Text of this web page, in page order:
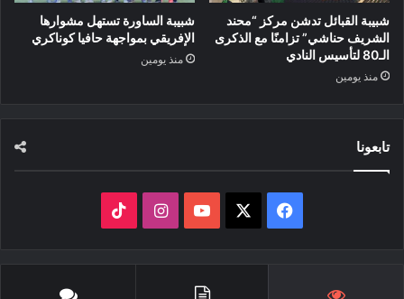
شبيبة القبائل تدشن مركز “محند
الشريف حناشي” تزامنًا مع الذكرى
الـ80 لتأسيس النادي
منذ يومين
شبيبة الساورة تستهل مشوارها
الإفريقي بمواجهة حافيا كوناكري
منذ يومين
تابعونا
فيسبوك ‫YouTubeانستقرام